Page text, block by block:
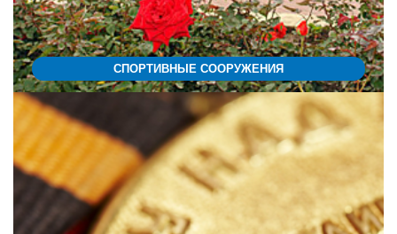
СПОРТИВНЫЕ СООРУЖЕНИЯ